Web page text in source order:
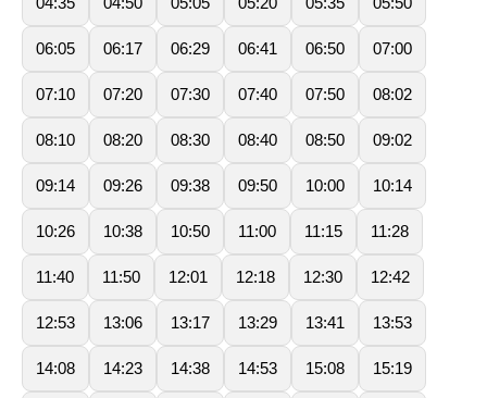
06:05 06:17 06:29 06:41 06:50 07:00
07:10 07:20 07:30 07:40 07:50 08:02
08:10 08:20 08:30 08:40 08:50 09:02
09:14 09:26 09:38 09:50 10:00 10:14
10:26 10:38 10:50 11:00 11:15 11:28
11:40 11:50 12:01 12:18 12:30 12:42
12:53 13:06 13:17 13:29 13:41 13:53
14:08 14:23 14:38 14:53 15:08 15:19